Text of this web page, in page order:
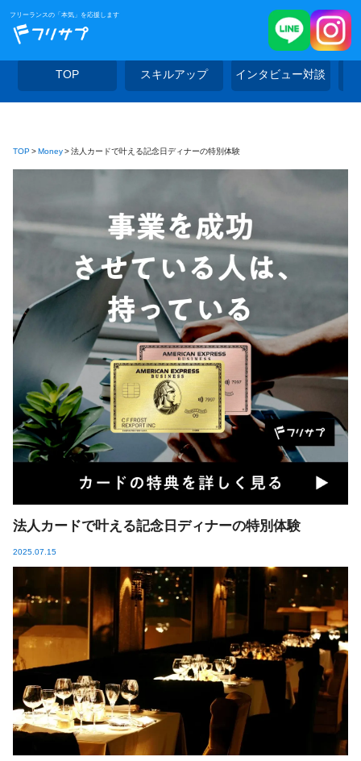
フリーランスの「本気」を応援します
TOP スキルアップ インタビュー対談
TOP Money 法人カードで叶える記念日ディナーの特別体験
法人カードで叶える記念日ディナーの特別体験
2025.07.15